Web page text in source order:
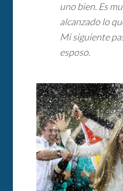
uno bien. Es
alcanzado lo
Mi siguiente
esposo.